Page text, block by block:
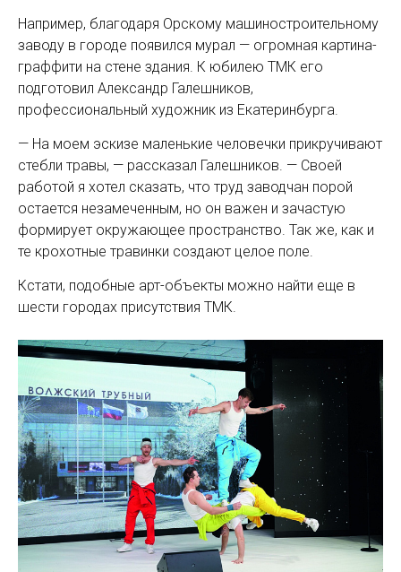
Например, благодаря Орскому машиностроительному
заводу в городе появился мурал — огромная картина-
граффити на стене здания. К юбилею ТМК его
подготовил Александр Галешников,
профессиональный художник из Екатеринбурга.
— На моем эскизе маленькие человечки прикручивают
стебли травы, — рассказал Галешников. — Своей
работой я хотел сказать, что труд заводчан порой
остается незамеченным, но он важен и зачастую
формирует окружающее пространство. Так же, как и
те крохотные травинки создают целое поле.
Кстати, подобные арт-объекты можно найти еще в
шести городах присутствия ТМК.